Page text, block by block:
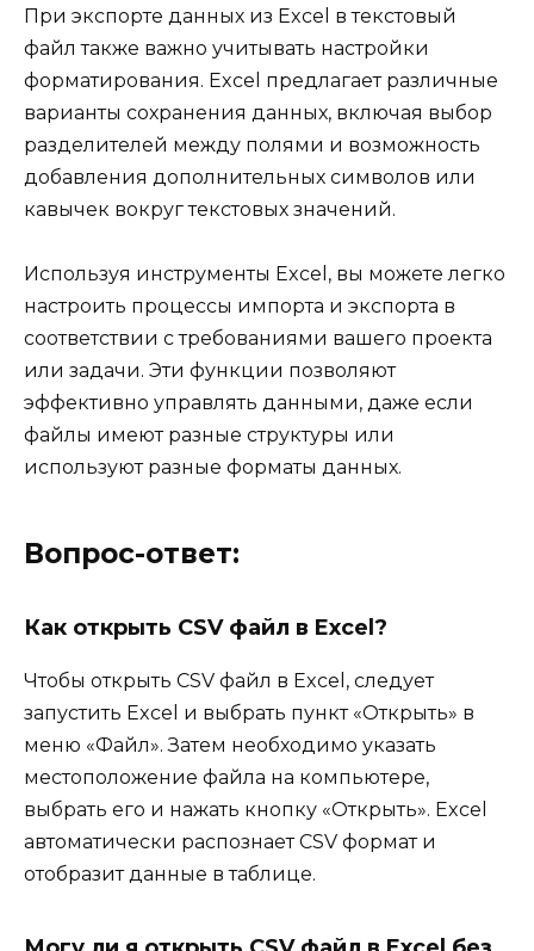
При экспорте данных из Excel в текстовый
файл также важно учитывать настройки
форматирования. Excel предлагает различные
варианты сохранения данных, включая выбор
разделителей между полями и возможность
добавления дополнительных символов или
кавычек вокруг текстовых значений.
Используя инструменты Excel, вы можете легко
настроить процессы импорта и экспорта в
соответствии с требованиями вашего проекта
или задачи. Эти функции позволяют
эффективно управлять данными, даже если
файлы имеют разные структуры или
используют разные форматы данных.
Вопрос-ответ:
Как открыть CSV файл в Excel?
Чтобы открыть CSV файл в Excel, следует
запустить Excel и выбрать пункт «Открыть» в
меню «Файл». Затем необходимо указать
местоположение файла на компьютере,
выбрать его и нажать кнопку «Открыть». Excel
автоматически распознает CSV формат и
отобразит данные в таблице.